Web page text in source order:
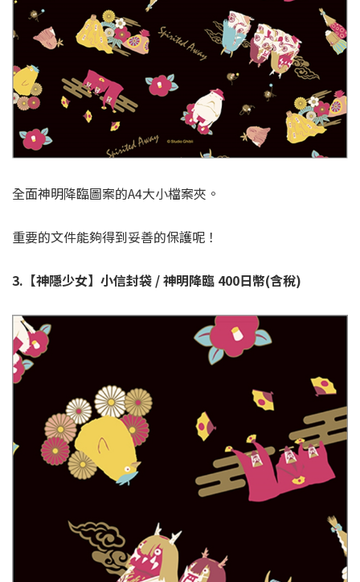
全面神明降臨圖案的A4大小檔案夾。
重要的文件能夠得到妥善的保護呢！
3.【神隱少女】小信封袋 / 神明降臨 400日幣(含稅)